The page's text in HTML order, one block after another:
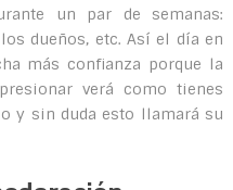
un par de semanas:
dueños, etc. Así el día en
más confianza porque la
verá como tienes
y sin duda esto llamará su